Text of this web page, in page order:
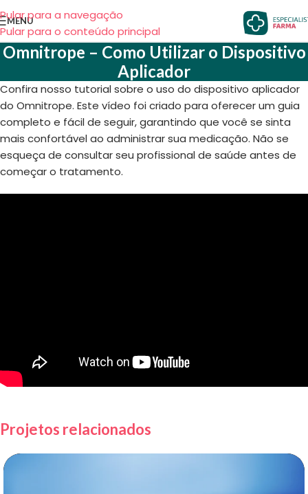
Pular para a navegação
Pular para o conteúdo principal
MENU
Omnitrope – Como Utilizar o Dispositivo
Aplicador
Confira nosso tutorial sobre o uso do dispositivo aplicador
do Omnitrope. Este vídeo foi criado para oferecer um guia
completo e fácil de seguir, garantindo que você se sinta
mais confortável ao administrar sua medicação. Não se
esqueça de consultar seu profissional de saúde antes de
começar o tratamento.
Projetos relacionados